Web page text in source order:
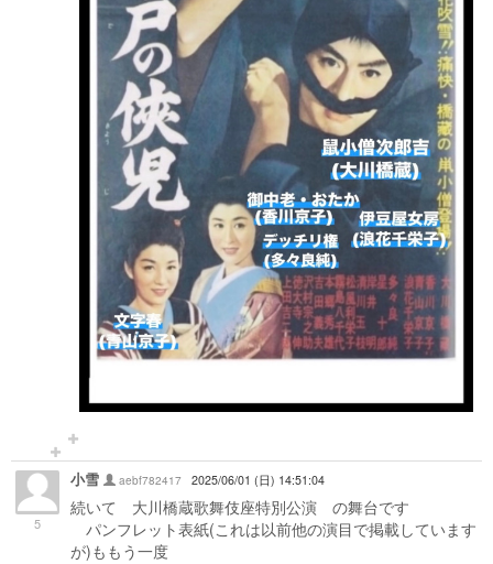
5
小雪 aebf782417 2025/06/01 (日) 14:51:04
続いて 大川橋蔵歌舞伎座特別公演 の舞台です
パンフレット表紙(これは以前他の演目で掲載しています
が)ももう一度